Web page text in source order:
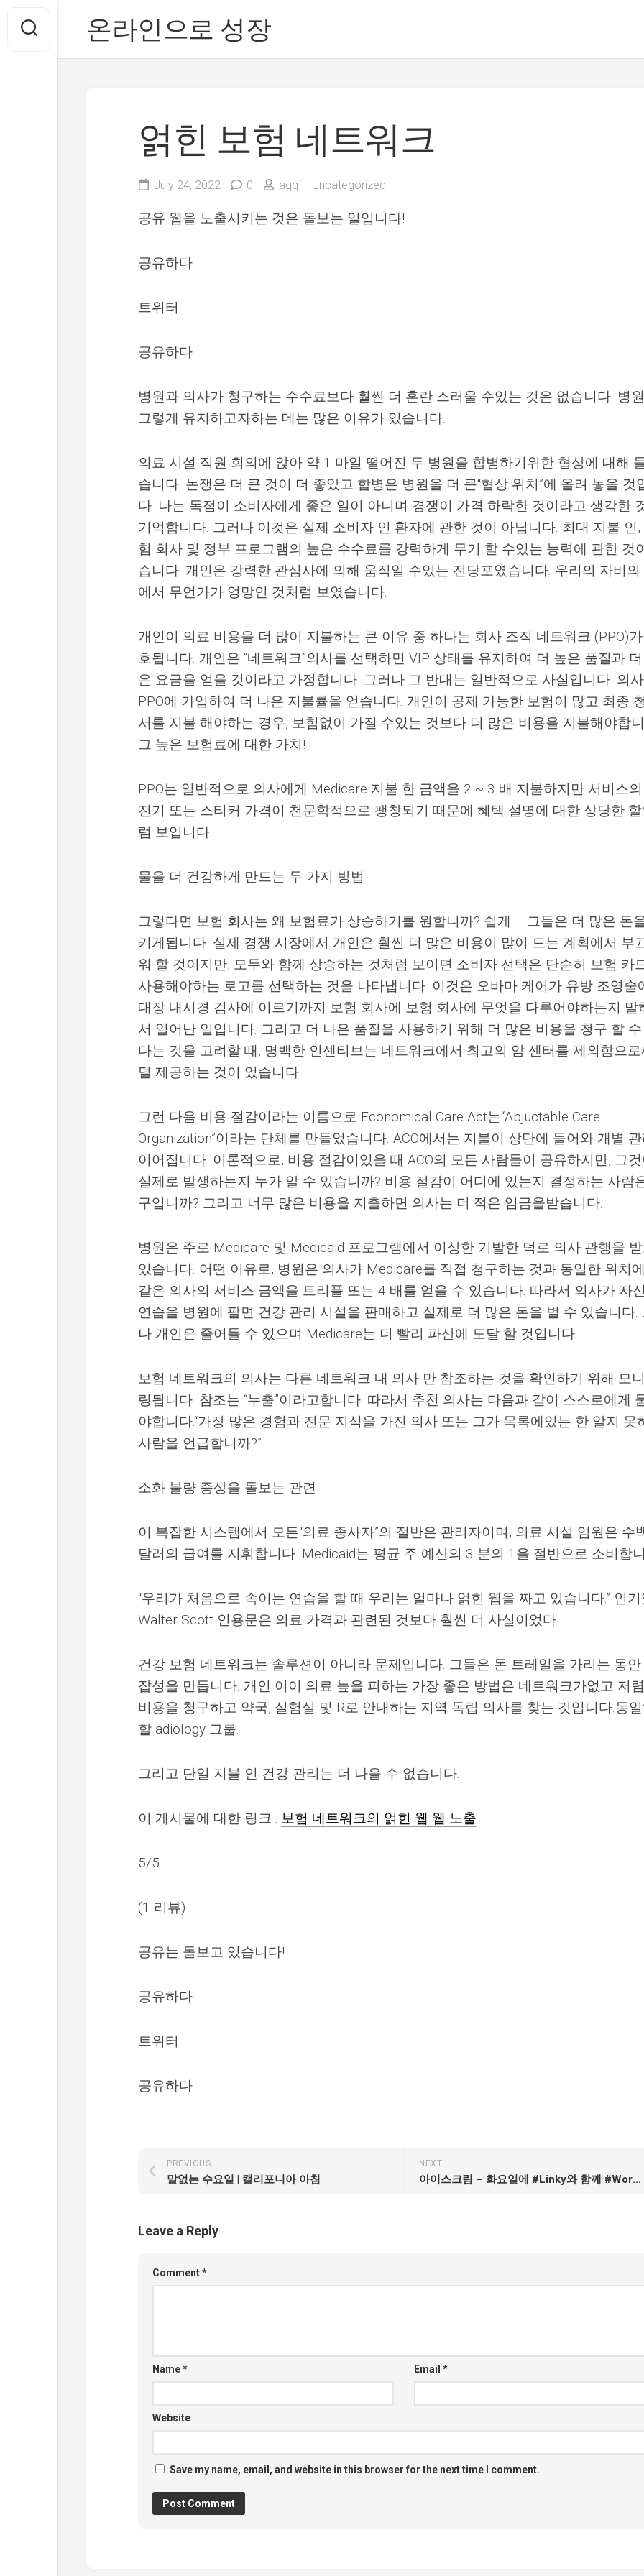
content
온라인으로 성장
얽힌 보험 네트워크
July 24, 2022 0 aqqf Uncategorized
공유 웹을 노출시키는 것은 돌보는 일입니다!
공유하다
트위터
공유하다
병원과 의사가 청구하는 수수료보다 훨씬 더 혼란 스러울 수있는 것은 없습니다. 병
그렇게 유지하고자하는 데는 많은 이유가 있습니다.
의료 시설 직원 회의에 앉아 약 1 마일 떨어진 두 병원을 합병하기위한 협상에 대해
습니다. 논쟁은 더 큰 것이 더 좋았고 합병은 병원을 더 큰“협상 위치”에 올려 놓을 것
다. 나는 독점이 소비자에게 좋은 일이 아니며 경쟁이 가격 하락한 것이라고 생각한
기억합니다. 그러나 이것은 실제 소비자 인 환자에 관한 것이 아닙니다. 최대 지불 인,
험 회사 및 정부 프로그램의 높은 수수료를 강력하게 무기 할 수있는 능력에 관한 것
습니다. 개인은 강력한 관심사에 의해 움직일 수있는 전당포였습니다. 우리의 자비의
에서 무언가가 엉망인 것처럼 보였습니다.
개인이 의료 비용을 더 많이 지불하는 큰 이유 중 하나는 회사 조직 네트워크 (PPO)가
호됩니다. 개인은 “네트워크”의사를 선택하면 VIP 상태를 유지하여 더 높은 품질과
은 요금을 얻을 것이라고 가정합니다. 그러나 그 반대는 일반적으로 사실입니다. 의
PPO에 가입하여 더 나은 지불률을 얻습니다. 개인이 공제 가능한 보험이 많고 최종
서를 지불 해야하는 경우, 보험없이 가질 수있는 것보다 더 많은 비용을 지불해야합
그 높은 보험료에 대한 가치!
PPO는 일반적으로 의사에게 Medicare 지불 한 금액을 2 ~ 3 배 지불하지만 서비스
전기 또는 스티커 가격이 천문학적으로 팽창되기 때문에 혜택 설명에 대한 상당한 할
럼 보입니다.
물을 더 건강하게 만드는 두 가지 방법
그렇다면 보험 회사는 왜 보험료가 상승하기를 원합니까? 쉽게 – 그들은 더 많은 돈
키게됩니다. 실제 경쟁 시장에서 개인은 훨씬 더 많은 비용이 많이 드는 계획에서 부
워 할 것이지만, 모두와 함께 상승하는 것처럼 보이면 소비자 선택은 단순히 보험 카
사용해야하는 로고를 선택하는 것을 나타냅니다. 이것은 오바마 케어가 유방 조영술
대장 내시경 검사에 이르기까지 보험 회사에 보험 회사에 무엇을 다루어야하는지 말
서 일어난 일입니다. 그리고 더 나은 품질을 사용하기 위해 더 많은 비용을 청구 할 수
다는 것을 고려할 때, 명백한 인센티브는 네트워크에서 최고의 암 센터를 제외함으로
덜 제공하는 것이 었습니다.
그런 다음 비용 절감이라는 이름으로 Economical Care Act는“Abjuctable Care
Organization”이라는 단체를 만들었습니다. ACO에서는 지불이 상단에 들어와 개별
이어집니다. 이론적으로, 비용 절감이있을 때 ACO의 모든 사람들이 공유하지만, 그것
실제로 발생하는지 누가 알 수 있습니까? 비용 절감이 어디에 있는지 결정하는 사람
구입니까? 그리고 너무 많은 비용을 지출하면 의사는 더 적은 임금을받습니다.
병원은 주로 Medicare 및 Medicaid 프로그램에서 이상한 기발한 덕로 의사 관행을
있습니다. 어떤 이유로, 병원은 의사가 Medicare를 직접 청구하는 것과 동일한 위치
같은 의사의 서비스 금액을 트리플 또는 4 배를 얻을 수 있습니다. 따라서 의사가 자
연습을 병원에 팔면 건강 관리 시설을 판매하고 실제로 더 많은 돈을 벌 수 있습니다.
나 개인은 줄어들 수 있으며 Medicare는 더 빨리 파산에 도달 할 것입니다.
보험 네트워크의 의사는 다른 네트워크 내 의사 만 참조하는 것을 확인하기 위해 모
링됩니다. 참조는 “누출”이라고합니다. 따라서 추천 의사는 다음과 같이 스스로에게
야합니다.“가장 많은 경험과 전문 지식을 가진 의사 또는 그가 목록에있는 한 알지 못
사람을 언급합니까?”
소화 불량 증상을 돌보는 관련
이 복잡한 시스템에서 모든“의료 종사자”의 절반은 관리자이며, 의료 시설 임원은 수
달러의 급여를 지휘합니다. Medicaid는 평균 주 예산의 3 분의 1을 절반으로 소비합
“우리가 처음으로 속이는 연습을 할 때 우리는 얼마나 얽힌 웹을 짜고 있습니다.” 인
Walter Scott 인용문은 의료 가격과 관련된 것보다 훨씬 더 사실이었다.
건강 보험 네트워크는 솔루션이 아니라 문제입니다. 그들은 돈 트레일을 가리는 동안
잡성을 만듭니다. 개인 이이 의료 늪을 피하는 가장 좋은 방법은 네트워크가없고 저
비용을 청구하고 약국, 실험실 및 R로 안내하는 지역 독립 의사를 찾는 것입니다.동
할 adiology 그룹.
그리고 단일 지불 인 건강 관리는 더 나을 수 없습니다.
이 게시물에 대한 링크 : 보험 네트워크의 얽힌 웹 웹 노출
5/5
(1 리뷰)
공유는 돌보고 있습니다!
공유하다
트위터
공유하다
NEXT
아이스크림 – 화요일에 #Linky와 함께 #Wordlesswednesday
PREVIOUS
말없는 수요일 | 캘리포니아 아침
Leave a Reply
Comment*
Name* Email *
Website
Save my name, email, and website in this browser for the next time I comment.